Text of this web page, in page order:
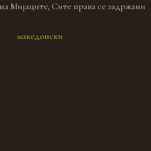
Мијаците, Сите права се задржани
македонски